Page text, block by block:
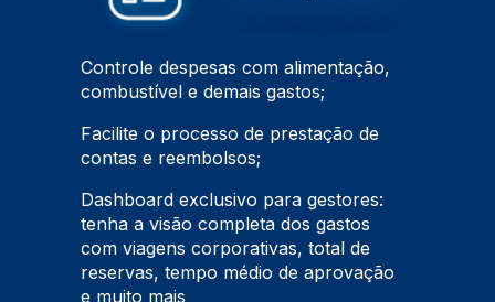
Controle despesas com alimentação,
combustível e demais gastos;
Facilite o processo de prestação de
contas e reembolsos;
Dashboard exclusivo para gestores:
tenha a visão completa dos gastos
com viagens corporativas, total de
reservas, tempo médio de aprovação
e muito mais